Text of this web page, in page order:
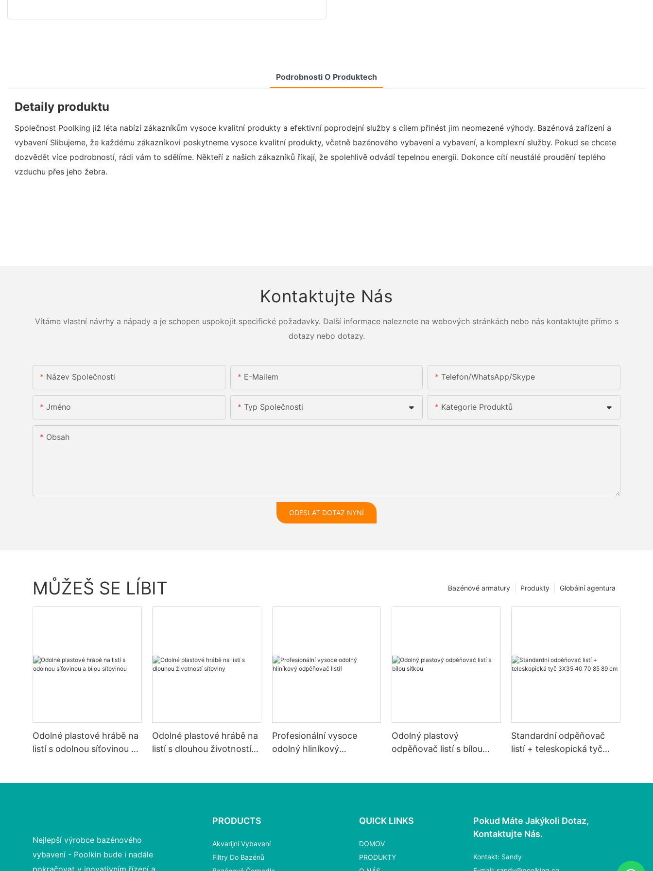
Podrobnosti O Produktech
Detaily produktu
Společnost Poolking již léta nabízí zákazníkům vysoce kvalitní produkty a efektivní poprodejní služby s cílem přinést jim neomezené výhody. Bazénová zařízení a
vybavení Slibujeme, že každému zákazníkovi poskytneme vysoce kvalitní produkty, včetně bazénového vybavení a vybavení, a komplexní služby. Pokud se chcete
dozvědět více podrobností, rádi vám to sdělíme. Někteří z našich zákazníků říkají, že spolehlivě odvádí tepelnou energii. Dokonce cítí neustálé proudění teplého
vzduchu přes jeho žebra.
Kontaktujte Nás
Vítáme vlastní návrhy a nápady a je schopen uspokojit specifické požadavky. Další informace naleznete na webových stránkách nebo nás kontaktujte přímo s
dotazy nebo dotazy.
Název Společnosti E-Mailem Telefon/whatsApp/skype
Jméno Typ Společnosti Kategorie Produktů
Obsah
ODESLAT DOTAZ NYNÍ
MŮŽEŠ SE LÍBIT Globální agentura
Produkty
Bazénové armatury
Odolné plastové hrábě na
listí s odolnou síťovinou a
Odolné plastové hrábě na
listí s dlouhou životností
Profesionální vysoce
odolný hliníkový
Odolný plastový
odpěňovač listí s bílou
Standardní odpěňovač
listí + teleskopická tyč
Nejlepší výrobce bazénového
vybavení - Poolkin bude i nadále
pokračovat v inovativním řízení a
PRODUCTS
Akvarijní Vybavení
Filtry Do Bazénů
QUICK LINKS
DOMOV
PRODUKTY
Pokud Máte Jakýkoli Dotaz,
Kontaktujte Nás.
Kontakt: Sandy